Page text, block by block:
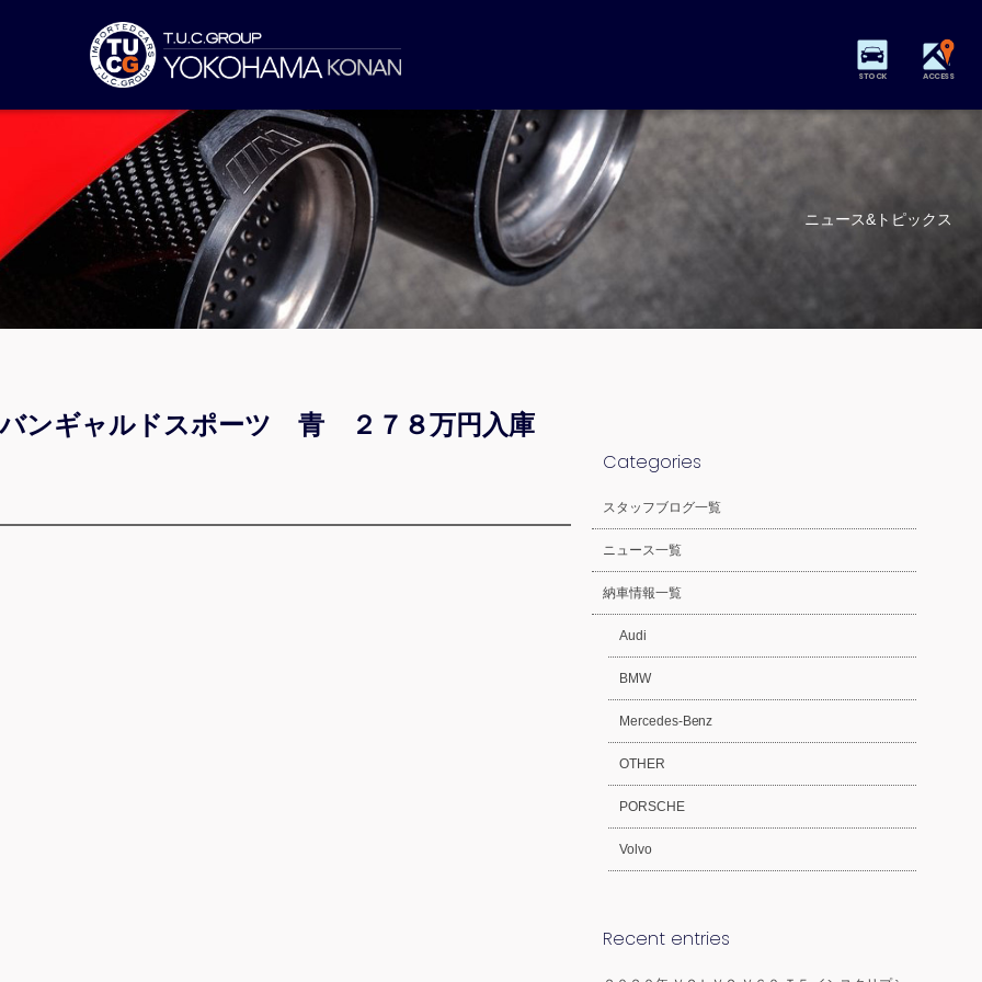
STOCK ACCESS
ニュース&トピックス
バンギャルドスポーツ 青 ２７８万円入庫
Categories
スタッフブログ一覧
ニュース一覧
納車情報一覧
Audi
BMW
Mercedes-Benz
OTHER
PORSCHE
Volvo
Recent entries